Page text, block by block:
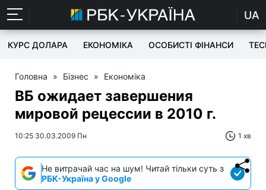
UA
КУРС ДОЛАРА ЕКОНОМІКА ОСОБИСТІ ФІНАНСИ
Головна » Бізнес » Економіка
ВБ ожидает завершения
мировой рецессии в 2010 г.
10:25 30.03.2009 Пн 1 хв
Не витрачай час на шум! Читай тільки суть з
РБК-Україна у Google